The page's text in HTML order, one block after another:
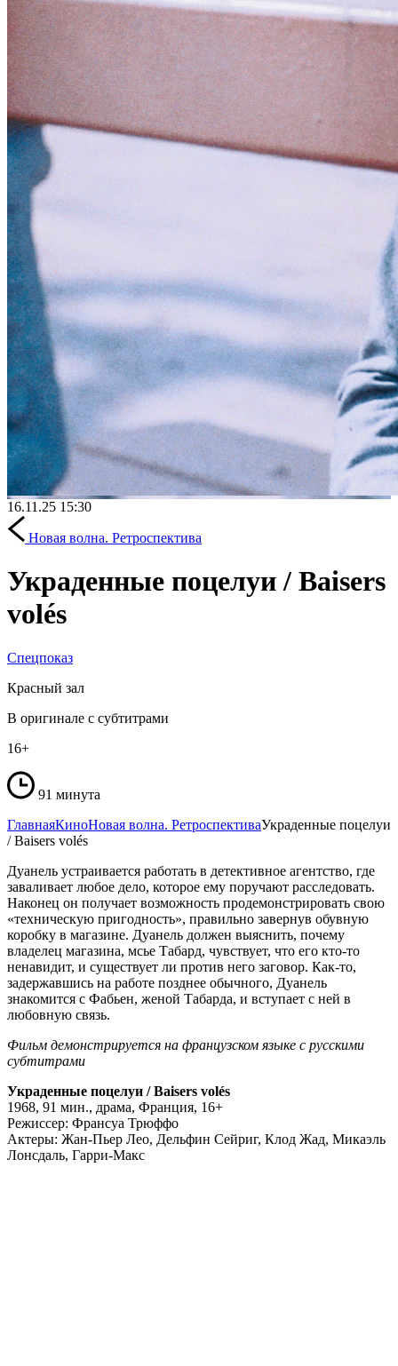
16.11.25 15:30
Новая волна. Ретроспектива
Украденные поцелуи / Baisers
volés
Спецпоказ
Красный зал
В оригинале с субтитрами
16+
91 минута
ГлавнаяКиноНовая волна. РетроспективаУкраденные поцелуи
/ Baisers volés
Дуанель устраивается работать в детективное агентство, где
заваливает любое дело, которое ему поручают расследовать.
Наконец он получает возможность продемонстрировать свою
«техническую пригодность», правильно завернув обувную
коробку в магазине. Дуанель должен выяснить, почему
владелец магазина, мсье Табард, чувствует, что его кто-то
ненавидит, и существует ли против него заговор. Как-то,
задержавшись на работе позднее обычного, Дуанель
знакомится с Фабьен, женой Табарда, и вступает с ней в
любовную связь.
Фильм демонстрируется на французском языке с русскими
субтитрами
Украденные поцелуи / Baisers volés
1968, 91 мин., драма, Франция, 16+
Режиссер: Франсуа Трюффо
Актеры: Жан-Пьер Лео, Дельфин Сейриг, Клод Жад, Микаэль
Лонсдаль, Гарри-Макс